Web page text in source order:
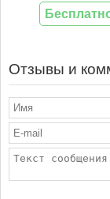
Отзывы и